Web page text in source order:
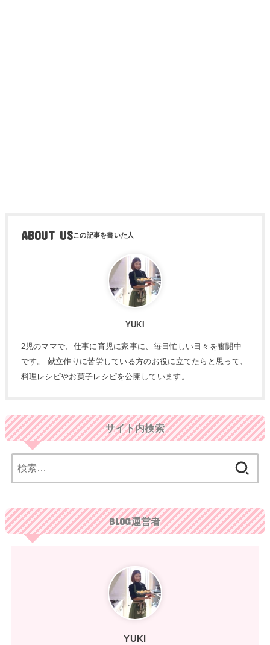
ABOUT US
YUKI
2児のママで、仕事に育児に家事に、毎日忙しい日々を奮闘中
です。 献立作りに苦労している方のお役に立てたらと思って、
料理レシピやお菓子レシピを公開しています。
サイト内検索
索:
BLOG運営者
YUKI